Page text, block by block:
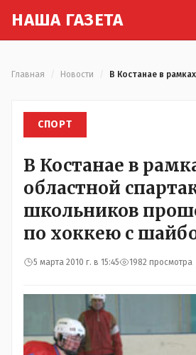
НАША ГАЗЕТА
Главная Новости
СПОРТ
В Костанае в
областной
школьников
по хоккею с
5 марта 2010 г. в 15:45 1982 просмотра